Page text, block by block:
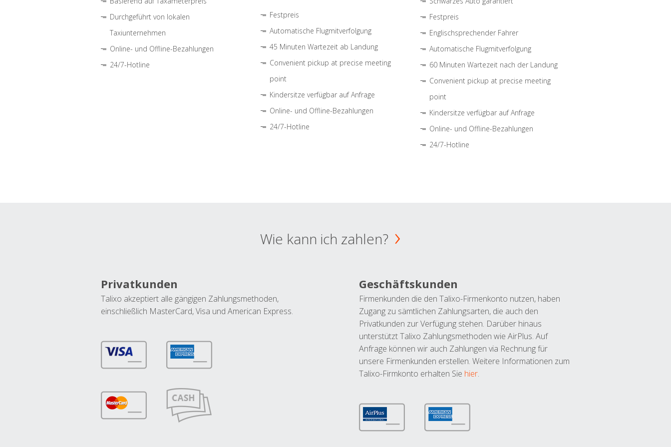
Durchgeführt von lokalen
Taxiunternehmen
Online- und Offline-Bezahlungen
24/7-Hotline
Festpreis
Automatische Flugmitverfolgung
45 Minuten Wartezeit ab Landung
Convenient pickup at precise meeting
point
Kindersitze verfügbar auf Anfrage
Online- und Offline-Bezahlungen
24/7-Hotline
Festpreis
Englischsprechender Fahrer
Automatische Flugmitverfolgung
60 Minuten Wartezeit nach der Landung
Convenient pickup at precise meeting
point
Kindersitze verfügbar auf Anfrage
Online- und Offline-Bezahlungen
24/7-Hotline
Wie kann ich zahlen?
Privatkunden
Talixo akzeptiert alle gängigen Zahlungsmethoden,
einschließlich MasterCard, Visa und American Express.
Geschäftskunden
Firmenkunden die den Talixo-Firmenkonto nutzen, haben
Zugang zu sämtlichen Zahlungsarten, die auch den
Privatkunden zur Verfügung stehen. Darüber hinaus
unterstützt Talixo Zahlungsmethoden wie AirPlus. Auf
Anfrage können wir auch Zahlungen via Rechnung für
unsere Firmenkunden erstellen. Weitere Informationen zum
Talixo-Firmkonto erhalten Sie hier.